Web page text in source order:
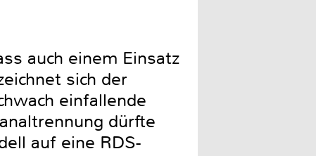
auch einem Einsatz
sich der
einfallende
dürfte
auf eine RDS-